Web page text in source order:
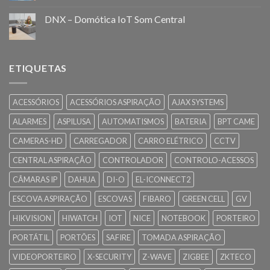
DNX – Domótica IoT Som Central
ETIQUETAS
ACESSÓRIOS ACESSÓRIOS ASPIRAÇÃO
AJAX SYSTEMS
ALARMES
ASPILUSA AUTOMATISMOS BATERIA
BPT CAME
CAMERAS-HD
CARREGADOR CARRO ELÉTRICO
CCTV
CENTRAL ASPIRAÇÃO
CONTROLADOR
CONTROLO-ACESSOS
CÂMARAS IP
DAHUA DI-O
EL-ICONNECT2
ESCOVA ASPIRAÇÃO
ESCOVAS FIBARO GREEN CELL
GV
HIKVISION
HIWATCH IOT NICE NOTEBOOK
PORTEIRO
PORTÁTIL
PORTÕES SAFIRE
TOMADA ASPIRAÇÃO
VIDEOPORTEIRO
X-SECURITY Z-WAVE ZIGBEE
ZKTECO